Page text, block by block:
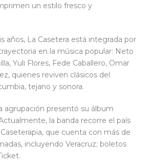
un estilo fresco y
años, La Casetera está integrada por
en la música popular: Neto
Yuli Flores, Fede Caballero, Omar
quienes reviven clásicos del
tejano y sonora.
agrupación presentó su álbum
la banda recorre el país
que cuenta con más de
incluyendo Veracruz; boletos